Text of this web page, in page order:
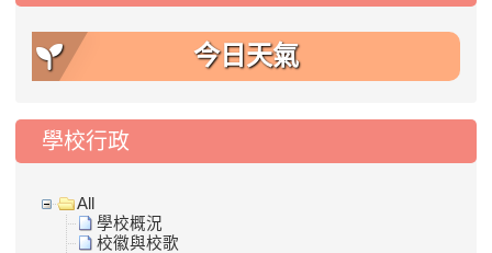
今日天氣
學校行政
All
學校概況
校徽與校歌